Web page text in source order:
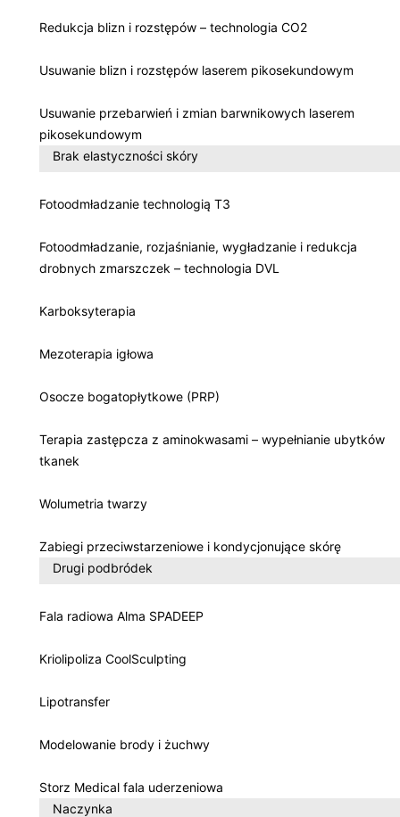
Redukcja blizn i rozstępów – technologia CO2
Usuwanie blizn i rozstępów laserem pikosekundowym
Usuwanie przebarwień i zmian barwnikowych laserem
pikosekundowym
Brak elastyczności skóry
Fotoodmładzanie technologią T3
Fotoodmładzanie, rozjaśnianie, wygładzanie i redukcja
drobnych zmarszczek – technologia DVL
Karboksyterapia
Mezoterapia igłowa
Osocze bogatopłytkowe (PRP)
Terapia zastępcza z aminokwasami – wypełnianie ubytków
tkanek
Wolumetria twarzy
Zabiegi przeciwstarzeniowe i kondycjonujące skórę
Drugi podbródek
Fala radiowa Alma SPADEEP
Kriolipoliza CoolSculpting
Lipotransfer
Modelowanie brody i żuchwy
Storz Medical fala uderzeniowa
Naczynka